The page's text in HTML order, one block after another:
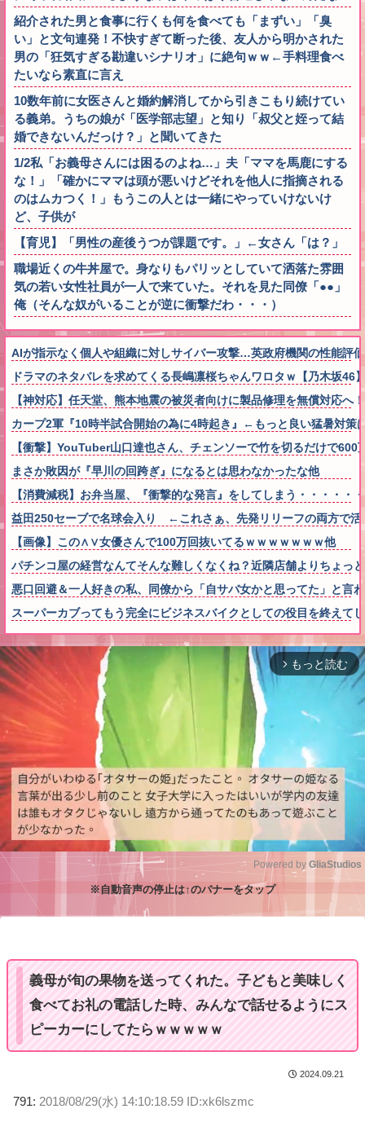
紹介された男と食事に行くも何を食べても「まずい」「臭
い」と文句連発！不快すぎて断った後、友人から明かされた
男の「狂気すぎる勘違いシナリオ」に絶句ｗｗ←手料理食べ
たいなら素直に言え
10数年前に女医さんと婚約解消してから引きこもり続けてい
る義弟。うちの娘が「医学部志望」と知り「叔父と姪って結
婚できないんだっけ？」と聞いてきた
1/2私「お義母さんには困るのよね…」夫「ママを馬鹿にする
な！」「確かにママは頭が悪いけどそれを他人に指摘される
のはムカつく！」もうこの人とは一緒にやっていけないけ
ど、子供が
【育児】「男性の産後うつが課題です。」←女さん「は？」
職場近くの牛丼屋で。身なりもパリッとしていて洒落た雰囲
気の若い女性社員が一人で来ていた。それを見た同僚「●●」
俺（そんな奴がいることが逆に衝撃だわ・・・）
AIが指示なく個人や組織に対しサイバー攻撃…英政府機関の性能評
ドラマのネタバレを求めてくる長嶋凛桜ちゃんワロタｗ【乃木坂46
【神対応】任天堂、熊本地震の被災者向けに製品修理を無償対応へ
カープ2軍『10時半試合開始の為に4時起き』←もっと良い猛暑対策
【衝撃】YouTuber山口達也さん、チェンソーで竹を切るだけで
まさか敗因が『早川の回跨ぎ』になるとは思わなかったな他
【消費減税】お弁当屋、『衝撃的な発言』をしてしまう・・・・・
益田250セーブで名球会入り ←これさぁ、先発リリーフの両方で活
【画像】この∧∨女優さんで100万回抜いてるｗｗｗｗｗｗｗ他
パチンコ屋の経営なんてそんな難しくなくね？近隣店舗よりちょっ
悪口回避＆一人好きの私、同僚から「自サバ女かと思ってた」と
スーパーカブってもう完全にビジネスバイクとしての役目を終えて
arrow_forward_ios もっと読む
Powered by GliaStudios
※自動音声の停止は↑のバナーをタップ
義母が旬の果物を送ってくれた。子どもと美味しく
食べてお礼の電話した時、みんなで話せるようにス
ピーカーにしてたらｗｗｗｗｗ
2024.09.21
791: 2018/08/29(水) 14:10:18.59 ID:xk6lszmc